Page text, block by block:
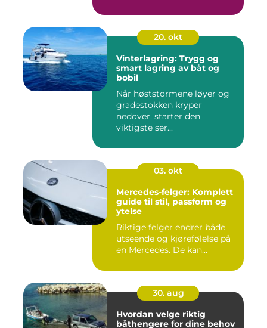
20. okt
Vinterlagring: Trygg og
smart lagring av båt og
bobil
Når høststormene løyer og
gradestokken kryper
nedover, starter den
viktigste ser...
03. okt
Mercedes-felger: Komplett
guide til stil, passform og
ytelse
Riktige felger endrer både
utseende og kjørefølelse på
en Mercedes. De kan...
30. aug
Hvordan velge riktig
båthengere for dine behov